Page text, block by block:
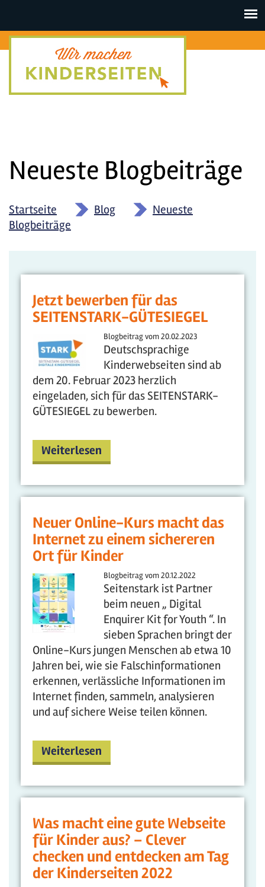
Toggle
Neueste Blogbeiträge
Startseite » Blog »
Neueste
Blogbeiträge
Jetzt bewerben für das
SEITENSTARK-GÜTESIEGEL
Blogbeitrag vom20.02.2023
Deutschsprachige
Kinderwebseiten sind ab
dem 20. Februar 2023 herzlich
eingeladen, sich für das SEITENSTARK-
GÜTESIEGEL zu bewerben.
Weiterlesen
Neuer Online-Kurs macht das
Internet zu einem sichereren
Ort für Kinder
Blogbeitrag vom20.12.2022
Seitenstark ist Partner
beim neuen „ Digital
Enquirer Kit for Youth “. In
sieben Sprachen bringt der
Online-Kurs jungen Menschen ab etwa 10
Jahren bei, wie sie Falschinformationen
erkennen, verlässliche Informationen im
Internet finden, sammeln, analysieren
und auf sichere Weise teilen können.
Weiterlesen
Was macht eine gute Webseite
für Kinder aus? – Clever
checken und entdecken am Tag
der Kinderseiten 2022